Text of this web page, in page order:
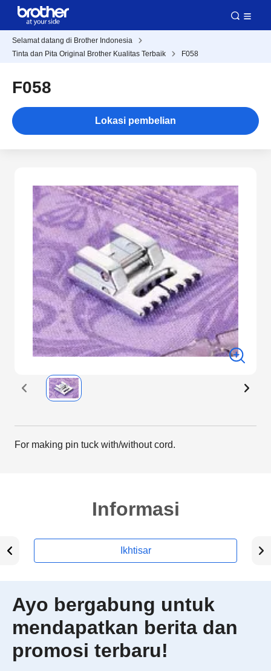
Selamat datang di Brother Indonesia
Tinta dan Pita Original Brother Kualitas Terbaik
F058
F058
Lokasi pembelian
For making pin tuck with/without cord.
Informasi
Ikhtisar
Ayo bergabung untuk
mendapatkan berita dan
promosi terbaru!